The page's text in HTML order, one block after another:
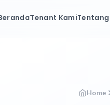
Tenant KamiTentang
Home